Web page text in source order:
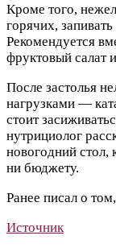
Кроме того,
горячих,
Рекомендуется
фруктовый салат
После застолья
нагрузками —
стоит
нутрициолог
новогодний стол,
ни бюджету.
Ранее писал о
Источник